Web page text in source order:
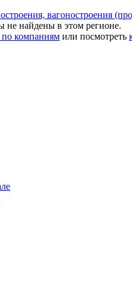
вагоностроения
найдены в этом регионе.
компаниям или посмотреть